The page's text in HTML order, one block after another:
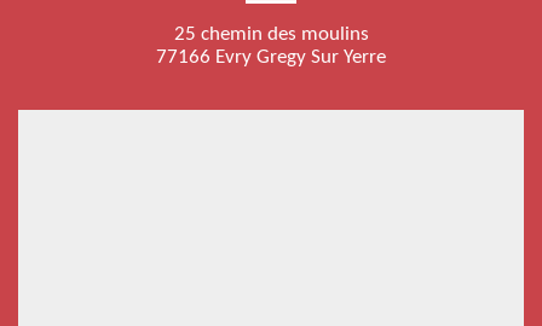
25 chemin des moulins
77166 Evry Gregy Sur Yerre